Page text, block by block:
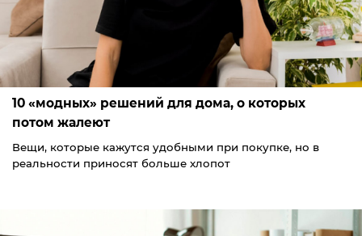
10 «модных» решений для дома, о которых
потом жалеют
Вещи, которые кажутся удобными при покупке, но в
реальности приносят больше хлопот